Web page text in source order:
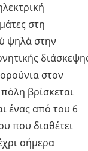
στη
ψηλά στην
στον
βρίσκεται
ένας από του 6
που διαθέτει
σήμερα